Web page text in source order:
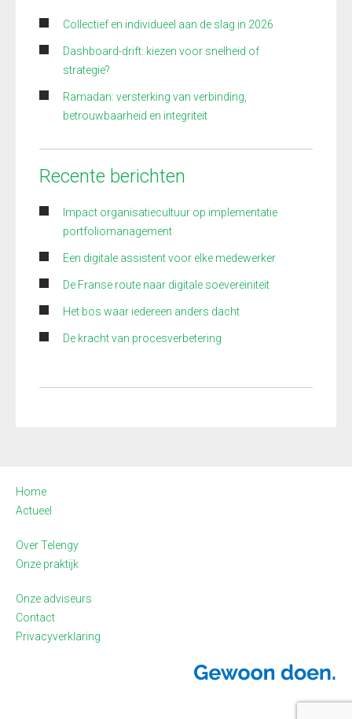
Collectief en individueel aan de slag in 2026
Dashboard-drift: kiezen voor snelheid of
strategie?
Ramadan: versterking van verbinding,
betrouwbaarheid en integriteit
Recente berichten
Impact organisatiecultuur op implementatie
portfoliomanagement
Een digitale assistent voor elke medewerker
De Franse route naar digitale soevereiniteit
Het bos waar iedereen anders dacht
De kracht van procesverbetering
Home
Actueel
Over Telengy
Onze praktijk
Onze adviseurs
Contact
Privacyverklaring